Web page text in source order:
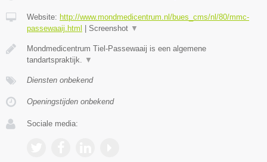
Website: http://www.mondmedicentrum.nl/bues_cms/nl/80/mmc-
passewaaij.html
Screenshot ▼
Mondmedicentrum Tiel-Passewaaij is een algemene
tandartspraktijk.
▼
Diensten onbekend
Openingstijden onbekend
Sociale media: